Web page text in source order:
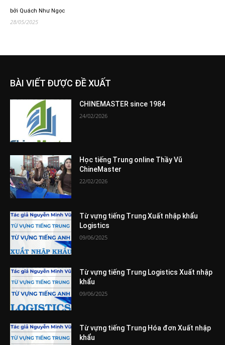
bởi Quách Như Ngọc
28/05/2025
BÀI VIẾT ĐƯỢC ĐỀ XUẤT
CHINEMASTER since 1984
24/02/2026
Học tiếng Trung online Thầy Vũ
ChineMaster
22/02/2026
Từ vựng tiếng Trung Xuất nhập khẩu
Logistics
09/06/2025
Từ vựng tiếng Trung Logistics Xuất nhập
khẩu
09/06/2025
Từ vựng tiếng Trung Hóa đơn Xuất nhập
khẩu